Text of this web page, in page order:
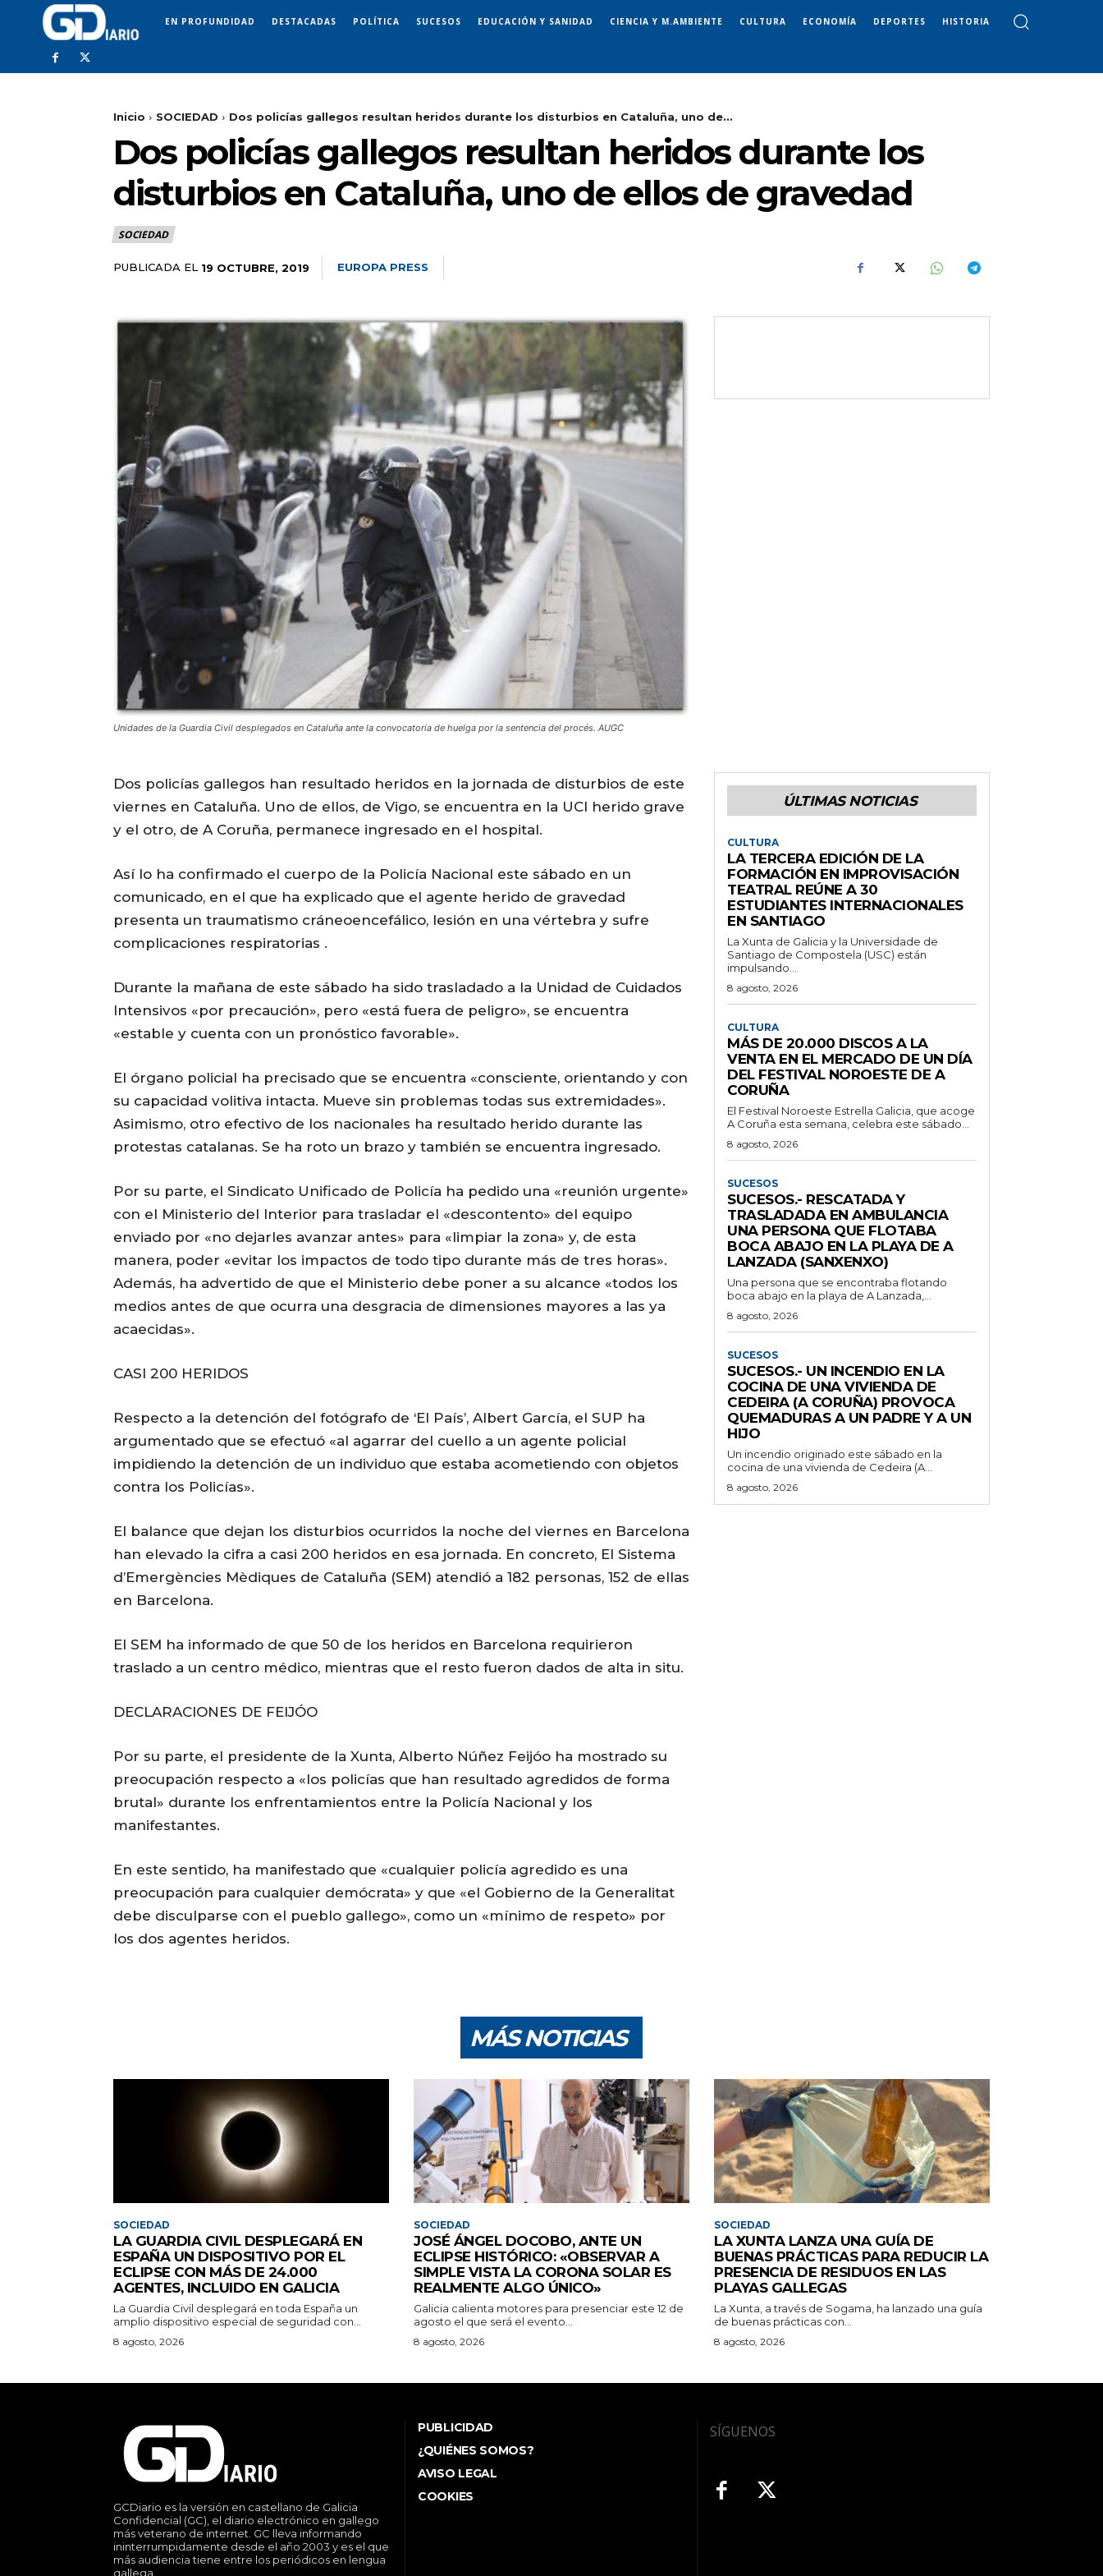
EN PROFUNDIDAD DESTACADAS POLÍTICA SUCESOS EDUCACIÓN Y SANIDAD CIENCIA Y M.AMBIENTE CULTURA ECONOMÍA DEPORTES HISTORIA
Inicio SOCIEDAD Dos policías gallegos resultan heridos durante los disturbios en Cataluña, uno de...
Dos policías gallegos resultan heridos durante los
disturbios en Cataluña, uno de ellos de gravedad
SOCIEDAD
PUBLICADA EL 19 OCTUBRE, 2019 EUROPA PRESS
Unidades de la Guardia Civil desplegados en Cataluña ante la convocatoria de huelga por la sentencia del procés. AUGC
Dos policías gallegos han resultado heridos en la jornada de disturbios de este
viernes en Cataluña. Uno de ellos, de Vigo, se encuentra en la UCI herido grave
y el otro, de A Coruña, permanece ingresado en el hospital.
Así lo ha confirmado el cuerpo de la Policía Nacional este sábado en un
comunicado, en el que ha explicado que el agente herido de gravedad
presenta un traumatismo cráneoencefálico, lesión en una vértebra y sufre
complicaciones respiratorias .
Durante la mañana de este sábado ha sido trasladado a la Unidad de Cuidados
Intensivos «por precaución», pero «está fuera de peligro», se encuentra
«estable y cuenta con un pronóstico favorable».
El órgano policial ha precisado que se encuentra «consciente, orientando y con
su capacidad volitiva intacta. Mueve sin problemas todas sus extremidades».
Asimismo, otro efectivo de los nacionales ha resultado herido durante las
protestas catalanas. Se ha roto un brazo y también se encuentra ingresado.
Por su parte, el Sindicato Unificado de Policía ha pedido una «reunión urgente»
con el Ministerio del Interior para trasladar el «descontento» del equipo
enviado por «no dejarles avanzar antes» para «limpiar la zona» y, de esta
manera, poder «evitar los impactos de todo tipo durante más de tres horas».
Además, ha advertido de que el Ministerio debe poner a su alcance «todos los
medios antes de que ocurra una desgracia de dimensiones mayores a las ya
acaecidas».
CASI 200 HERIDOS
Respecto a la detención del fotógrafo de ‘El País’, Albert García, el SUP ha
argumentado que se efectuó «al agarrar del cuello a un agente policial
impidiendo la detención de un individuo que estaba acometiendo con objetos
contra los Policías».
El balance que dejan los disturbios ocurridos la noche del viernes en Barcelona
han elevado la cifra a casi 200 heridos en esa jornada. En concreto, El Sistema
d’Emergències Mèdiques de Cataluña (SEM) atendió a 182 personas, 152 de ellas
en Barcelona.
El SEM ha informado de que 50 de los heridos en Barcelona requirieron
traslado a un centro médico, mientras que el resto fueron dados de alta in situ.
DECLARACIONES DE FEIJÓO
Por su parte, el presidente de la Xunta, Alberto Núñez Feijóo ha mostrado su
preocupación respecto a «los policías que han resultado agredidos de forma
brutal» durante los enfrentamientos entre la Policía Nacional y los
manifestantes.
En este sentido, ha manifestado que «cualquier policía agredido es una
preocupación para cualquier demócrata» y que «el Gobierno de la Generalitat
debe disculparse con el pueblo gallego», como un «mínimo de respeto» por
los dos agentes heridos.
ÚLTIMAS NOTICIAS
CULTURA
LA TERCERA EDICIÓN DE LA
FORMACIÓN EN IMPROVISACIÓN
TEATRAL REÚNE A 30
ESTUDIANTES INTERNACIONALES
EN SANTIAGO
La Xunta de Galicia y la Universidade de
Santiago de Compostela (USC) están
impulsando...
8 agosto, 2026
CULTURA
MÁS DE 20.000 DISCOS A LA
VENTA EN EL MERCADO DE UN DÍA
DEL FESTIVAL NOROESTE DE A
CORUÑA
El Festival Noroeste Estrella Galicia, que acoge
A Coruña esta semana, celebra este sábado...
8 agosto, 2026
SUCESOS
SUCESOS.- RESCATADA Y
TRASLADADA EN AMBULANCIA
UNA PERSONA QUE FLOTABA
BOCA ABAJO EN LA PLAYA DE A
LANZADA (SANXENXO)
Una persona que se encontraba flotando
boca abajo en la playa de A Lanzada,...
8 agosto, 2026
SUCESOS
SUCESOS.- UN INCENDIO EN LA
COCINA DE UNA VIVIENDA DE
CEDEIRA (A CORUÑA) PROVOCA
QUEMADURAS A UN PADRE Y A UN
HIJO
Un incendio originado este sábado en la
cocina de una vivienda de Cedeira (A...
8 agosto, 2026
MÁS NOTICIAS
SOCIEDAD
LA GUARDIA CIVIL DESPLEGARÁ EN
ESPAÑA UN DISPOSITIVO POR EL
ECLIPSE CON MÁS DE 24.000
AGENTES, INCLUIDO EN GALICIA
La Guardia Civil desplegará en toda España un
amplio dispositivo especial de seguridad con...
8 agosto, 2026
SOCIEDAD
JOSÉ ÁNGEL DOCOBO, ANTE UN
ECLIPSE HISTÓRICO: «OBSERVAR A
SIMPLE VISTA LA CORONA SOLAR ES
REALMENTE ALGO ÚNICO»
Galicia calienta motores para presenciar este 12 de
agosto el que será el evento...
8 agosto, 2026
SOCIEDAD
LA XUNTA LANZA UNA GUÍA DE
BUENAS PRÁCTICAS PARA REDUCIR LA
PRESENCIA DE RESIDUOS EN LAS
PLAYAS GALLEGAS
La Xunta, a través de Sogama, ha lanzado una guía
de buenas prácticas con...
8 agosto, 2026
GCDiario es la versión en castellano de Galicia
Confidencial (GC), el diario electrónico en gallego
más veterano de internet. GC lleva informando
ininterrumpidamente desde el año 2003 y es el que
más audiencia tiene entre los periódicos en lengua
gallega.
PUBLICIDAD
¿QUIÉNES SOMOS?
AVISO LEGAL
COOKIES
SÍGUENOS